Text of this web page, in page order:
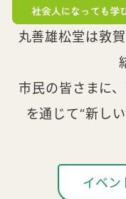
丸善雄松堂は敦
市民の皆さまに
を通じて“新し
イベン